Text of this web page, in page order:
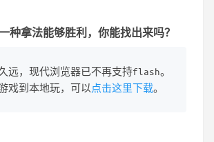
种拿法能够胜利，你能找出来吗？
远，现代浏览器已不再支持flash。
戏到本地玩，可以 点击这里下载。